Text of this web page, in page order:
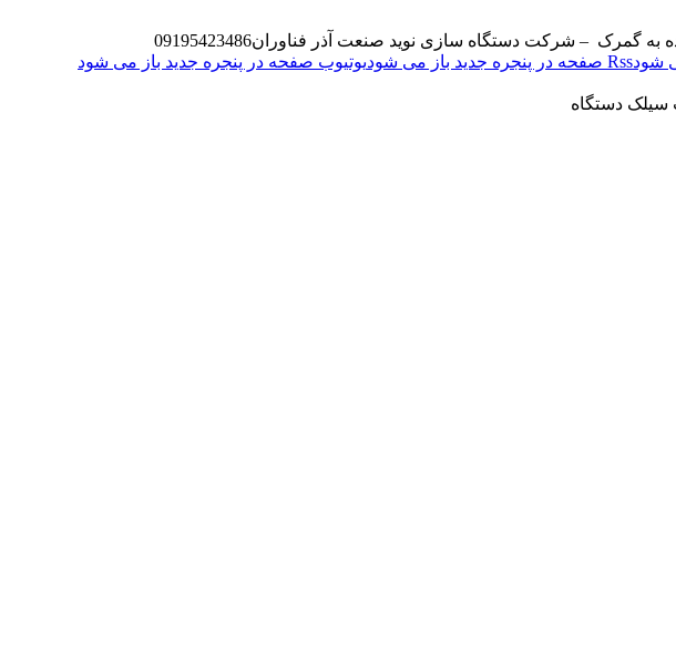
به گمرک – شرکت دستگاه سازی نوید صنعت آذر فناوران09195423486
شودRss صفحه در پنجره جدید باز می شود
یوتیوب صفحه در پنجره جدید باز می شود
دستگاه